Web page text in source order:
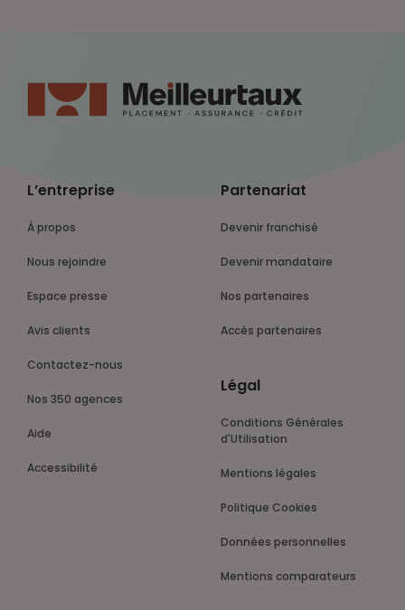
L’entreprise
À propos
Nous rejoindre
Espace presse
Avis clients
Contactez-nous
Nos 350 agences
Aide
Accessibilité
Partenariat
Devenir franchisé
Devenir mandataire
Nos partenaires
Accès partenaires
Légal
Conditions Générales
d'Utilisation
Mentions légales
Politique Cookies
Données personnelles
Mentions comparateurs